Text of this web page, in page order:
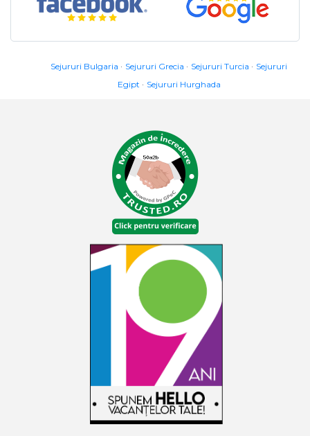
Sejururi Bulgaria Sejururi Grecia Sejururi Turcia
Sejururi
Egipt
Sejururi Hurghada